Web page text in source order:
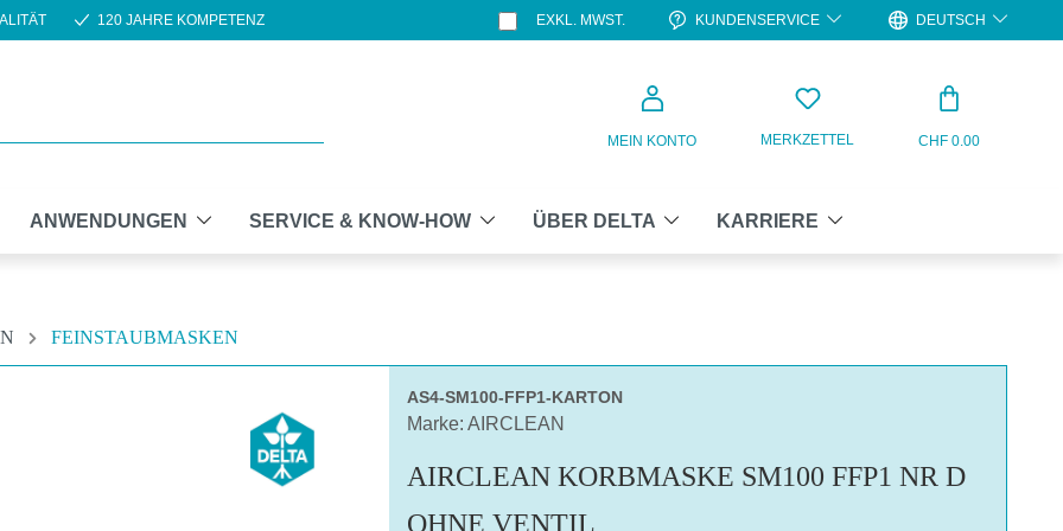
120 JAHRE KOMPETENZ EXKL. MWST. KUNDENSERVICE DEUTSCH
MEIN KONTO MERKZETTEL CHF 0.00
ANWENDUNGEN SERVICE & KNOW-HOW ÜBER DELTA KARRIERE
FEINSTAUBMASKEN
AS4-SM100-FFP1-KARTON
Marke: AIRCLEAN
AIRCLEAN KORBMASKE SM100 FFP1 NR D
OHNE VENTIL